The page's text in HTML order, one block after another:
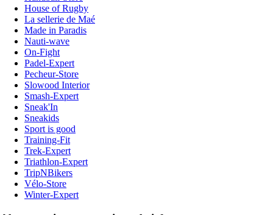
House of Rugby
La sellerie de Maé
Made in Paradis
Nauti-wave
On-Fight
Padel-Expert
Pecheur-Store
Slowood Interior
Smash-Expert
Sneak'In
Sneakids
Sport is good
Training-Fit
Trek-Expert
Triathlon-Expert
TripNBikers
Vélo-Store
Winter-Expert